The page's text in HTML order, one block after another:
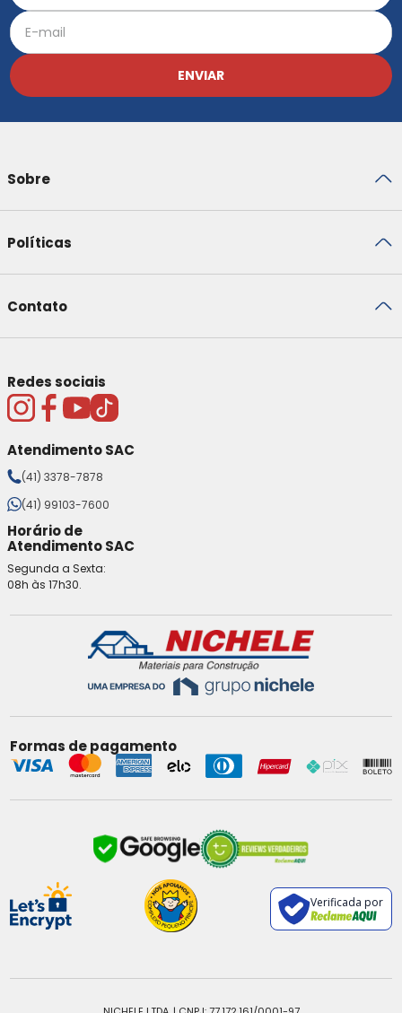
ENVIAR
Sobre
Políticas
Contato
Redes sociais
Atendimento SAC
(41) 3378-7878
(41) 99103-7600
Horário de
Atendimento SAC
Segunda a Sexta:
08h às 17h30.
Formas de pagamento
Verificada por